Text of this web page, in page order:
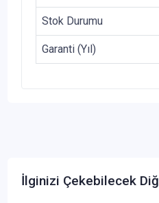
Stok Durumu
Garanti (Yıl)
İlginizi Çekebilecek